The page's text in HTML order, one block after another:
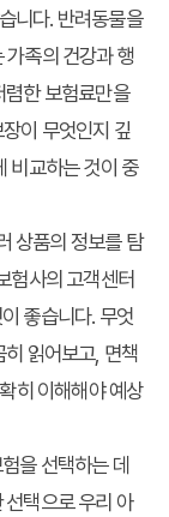
니다. 반려동물을
가족의 건강과 행
렴한 보험료만을
이 무엇인지 깊
비교하는 것이 중
상품의 정보를 탐
험사의 고객센터
좋습니다. 무엇
읽어보고, 면책
히 이해해야 예상
을 선택하는 데
택으로 우리 아